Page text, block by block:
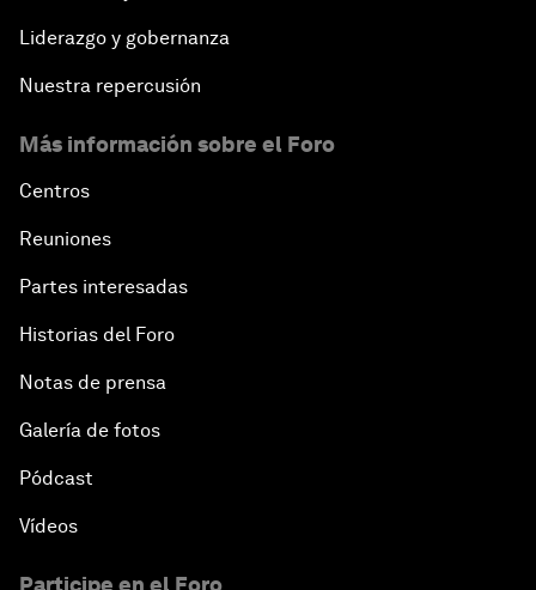
Liderazgo y gobernanza
Nuestra repercusión
Más información sobre el Foro
Centros
Reuniones
Partes interesadas
Historias del Foro
Notas de prensa
Galería de fotos
Pódcast
Vídeos